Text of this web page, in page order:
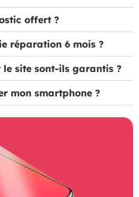
offert ?
réparation 6 mois ?
le site sont-ils garantis ?
mon smartphone ?